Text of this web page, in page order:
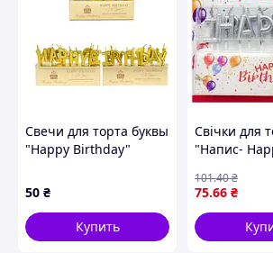
Свечи для торта буквы
"Happy Birthday"
50 ₴
Купить
Свічки для
"Напис-
75.66 ₴
101.40₴